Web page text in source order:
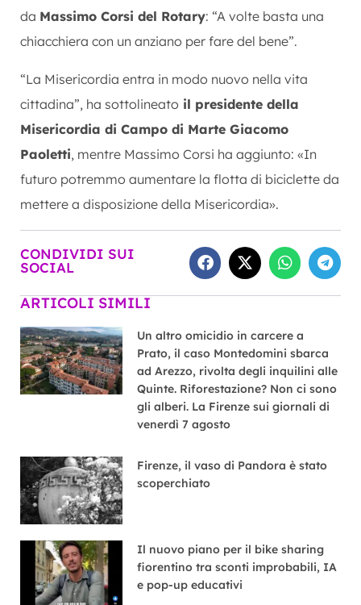
da Massimo Corsi del Rotary: “A volte basta una
chiacchiera con un anziano per fare del bene”.
“La Misericordia entra in modo nuovo nella vita
cittadina”, ha sottolineato il presidente della
Misericordia di Campo di Marte Giacomo
Paoletti, mentre Massimo Corsi ha aggiunto: «In
futuro potremmo aumentare la flotta di biciclette da
mettere a disposizione della Misericordia».
CONDIVIDI SUI
SOCIAL
ARTICOLI SIMILI
Un altro omicidio in carcere a
Prato, il caso Montedomini sbarca
ad Arezzo, rivolta degli inquilini alle
Quinte. Riforestazione? Non ci sono
gli alberi. La Firenze sui giornali di
venerdì 7 agosto
Firenze, il vaso di Pandora è stato
scoperchiato
Il nuovo piano per il bike sharing
fiorentino tra sconti improbabili, IA
e pop-up educativi